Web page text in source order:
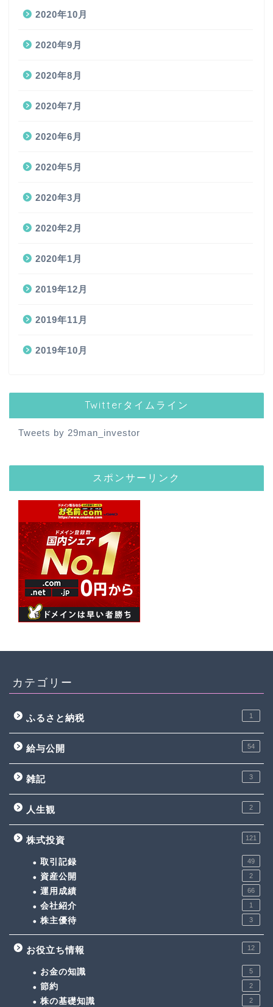
2020年10月
2020年9月
2020年8月
2020年7月
2020年6月
2020年5月
2020年3月
2020年2月
2020年1月
2019年12月
2019年11月
2019年10月
Twitterタイムライン
Tweets by 29man_investor
スポンサーリンク
カテゴリー
ふるさと納税 1
給与公開 54
雑記 3
人生観 2
株式投資 121
取引記録 49
資産公開 2
運用成績 66
会社紹介 1
株主優待 3
お役立ち情報 12
お金の知識 5
節約 2
株の基礎知識 2